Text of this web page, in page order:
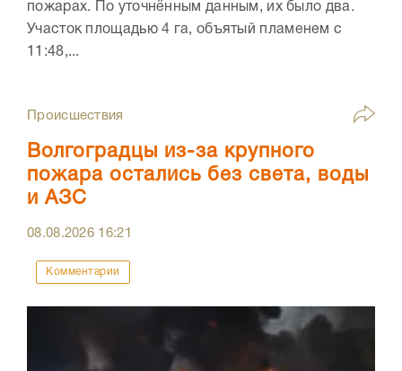
пожарах. По уточнённым данным, их было два.
Участок площадью 4 га, объятый пламенем с
11:48,...
Происшествия
Волгоградцы из-за крупного
пожара остались без света, воды
и АЗС
08.08.2026 16:21
Комментарии